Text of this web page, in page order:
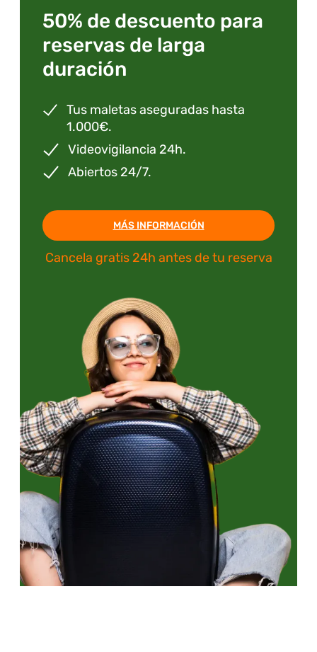
50% de descuento para
reservas de larga
duración
Tus maletas aseguradas hasta
1.000€.
Videovigilancia 24h.
Abiertos 24/7.
MÁS INFORMACIÓN
Cancela gratis 24h antes de tu reserva